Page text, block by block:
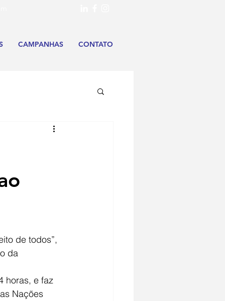
CAMPANHAS CONTATO
de todos”,
da
horas, e faz
Nações